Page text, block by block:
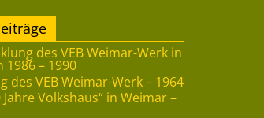
des VEB Weimar-Werk in
1986 – 1990
des VEB Weimar-Werk – 1964
Volkshaus“ in Weimar –